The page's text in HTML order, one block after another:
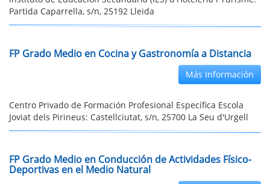
Partida Caparrella, s/n, 25192 Lleida
FP Grado Medio en Cocina y Gastronomía a Distancia
Más Información
Centro Privado de Formación Profesional Específica Escola
Joviat dels Pirineus: Castellciutat, s/n, 25700 La Seu d'Urgell
FP Grado Medio en Conducción de Actividades Físico-
Deportivas en el Medio Natural